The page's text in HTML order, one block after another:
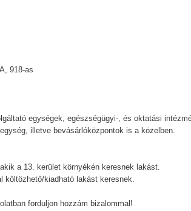
918-as
egységek, egészségügyi-, és oktatási
illetve bevásárlóközpontok is a közelben.
a 13. kerület környékén keresnek lakást.
kiadható lakást keresnek.
forduljon hozzám bizalommal!